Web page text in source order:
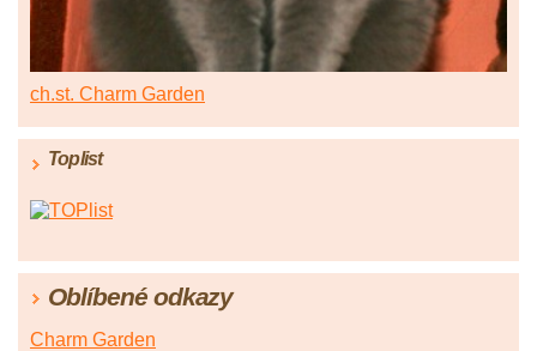
ch.st. Charm Garden
Toplist
Oblíbené odkazy
Charm Garden